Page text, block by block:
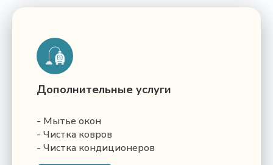
Дополнительные услуги
- Мытье окон
- Чистка ковров
- Чистка кондиционеров